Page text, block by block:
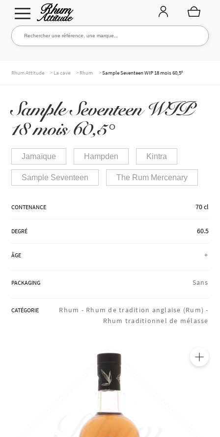
Aller
à
Aller
au
Rechercher une référence, une marque...
Rechercher
NOS RHUMS
WHISKIES & +
MARQUES
RÉGIONS
BOUTIQUE LOIRET
Rhum Attitude > La cave > Rhum >Sample Seventeen WIP 18 mois 60,5°
Sample Seventeen WIP
18 mois 60,5°
Jamaïque Hampden Kintra
Sample Seventeen The Rum Mercenary
CONTENANCE 70 cl
DEGRÉ 60.5
ÂGE +
PACKAGING Sans
CATÉGORIE Rhum - Rhum de tradition anglaise (Rum) -
Rhum traditionnel de mélasse